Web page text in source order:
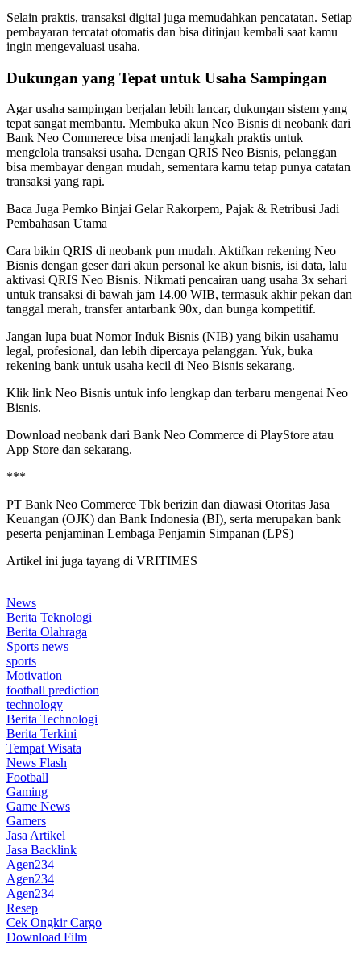
Selain praktis, transaksi digital juga memudahkan pencatatan. Setiap
pembayaran tercatat otomatis dan bisa ditinjau kembali saat kamu
ingin mengevaluasi usaha.
Dukungan yang Tepat untuk Usaha Sampingan
Agar usaha sampingan berjalan lebih lancar, dukungan sistem yang
tepat sangat membantu. Membuka akun Neo Bisnis di neobank dari
Bank Neo Commerece bisa menjadi langkah praktis untuk
mengelola transaksi usaha. Dengan QRIS Neo Bisnis, pelanggan
bisa membayar dengan mudah, sementara kamu tetap punya catatan
transaksi yang rapi.
Baca Juga Pemko Binjai Gelar Rakorpem, Pajak & Retribusi Jadi
Pembahasan Utama
Cara bikin QRIS di neobank pun mudah. Aktifkan rekening Neo
Bisnis dengan geser dari akun personal ke akun bisnis, isi data, lalu
aktivasi QRIS Neo Bisnis. Nikmati pencairan uang usaha 3x sehari
untuk transaksi di bawah jam 14.00 WIB, termasuk akhir pekan dan
tanggal merah, transfer antarbank 90x, dan bunga kompetitif.
Jangan lupa buat Nomor Induk Bisnis (NIB) yang bikin usahamu
legal, profesional, dan lebih dipercaya pelanggan. Yuk, buka
rekening bank untuk usaha kecil di Neo Bisnis sekarang.
Klik link Neo Bisnis untuk info lengkap dan terbaru mengenai Neo
Bisnis.
Download neobank dari Bank Neo Commerce di PlayStore atau
App Store dan sekarang.
***
PT Bank Neo Commerce Tbk berizin dan diawasi Otoritas Jasa
Keuangan (OJK) dan Bank Indonesia (BI), serta merupakan bank
peserta penjaminan Lembaga Penjamin Simpanan (LPS)
Artikel ini juga tayang di VRITIMES
News
Berita Teknologi
Berita Olahraga
Sports news
sports
Motivation
football prediction
technology
Berita Technologi
Berita Terkini
Tempat Wisata
News Flash
Football
Gaming
Game News
Gamers
Jasa Artikel
Jasa Backlink
Agen234
Agen234
Agen234
Resep
Cek Ongkir Cargo
Download Film